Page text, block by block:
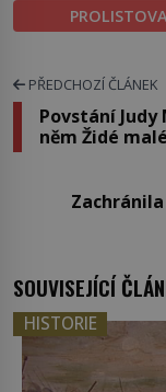
PŘEDCHOZÍ ČLÁNEK
Povstání
něm Židé
SOUVISEJÍCÍ
HISTORIE